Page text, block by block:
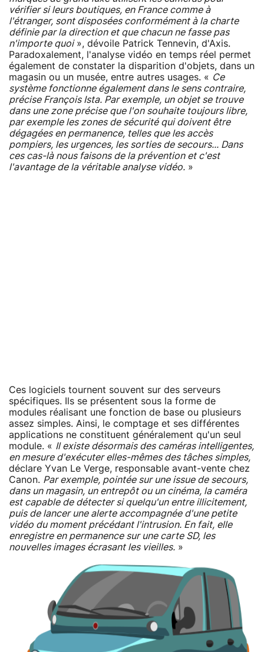
vérifier si leurs boutiques, en France comme à
l'étranger, sont disposées conformément à la charte
définie par la direction et que chacun ne fasse pas
n'importe quoi», dévoile Patrick Tennevin, d'Axis.
Paradoxalement, l'analyse vidéo en temps réel permet
également de constater la disparition d'objets, dans un
magasin ou un musée, entre autres usages. « Ce
système fonctionne également dans le sens contraire,
précise François Ista. Par exemple, un objet se trouve
dans une zone précise que l'on souhaite toujours libre,
par exemple les zones de sécurité qui doivent être
dégagées en permanence, telles que les accès
pompiers, les urgences, les sorties de secours... Dans
ces cas-là nous faisons de la prévention et c'est
l'avantage de la véritable analyse vidéo. »
Ces logiciels tournent souvent sur des serveurs
spécifiques. Ils se présentent sous la forme de
modules réalisant une fonction de base ou plusieurs
assez simples. Ainsi, le comptage et ses différentes
applications ne constituent généralement qu'un seul
module. « Il existe désormais des caméras intelligentes,
en mesure d'exécuter elles-mêmes des tâches simples,
déclare Yvan Le Verge, responsable avant-vente chez
Canon. Par exemple, pointée sur une issue de secours,
dans un magasin, un entrepôt ou un cinéma, la caméra
est capable de détecter si quelqu'un entre illicitement,
puis de lancer une alerte accompagnée d'une petite
vidéo du moment précédant l'intrusion. En fait, elle
enregistre en permanence sur une carte SD, les
nouvelles images écrasant les vieilles. »